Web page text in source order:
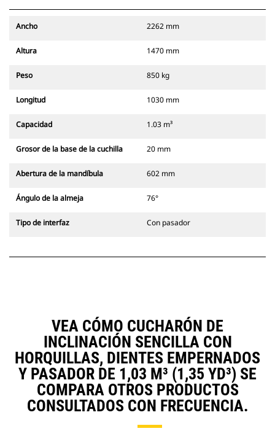
Ancho 2262 mm
Altura 1470 mm
Peso 850 kg
Longitud 1030 mm
Capacidad 1.03 m³
Grosor de la base de la cuchilla 20 mm
Abertura de la mandíbula 602 mm
Ángulo de la almeja 76°
Tipo de interfaz Con pasador
VEA CÓMO CUCHARÓN DE
INCLINACIÓN SENCILLA CON
HORQUILLAS, DIENTES EMPERNADOS
Y PASADOR DE 1,03 M³ (1,35 YD³) SE
COMPARA OTROS PRODUCTOS
CONSULTADOS CON FRECUENCIA.